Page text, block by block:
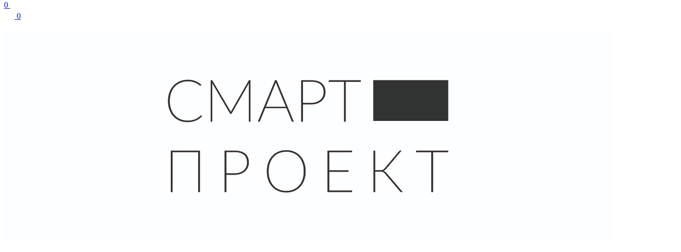
0
0